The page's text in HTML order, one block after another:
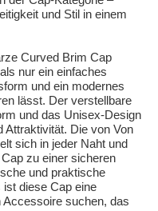
und Stil in einem
Curved Brim Cap
nur ein einfaches
und ein modernes
lässt. Der verstellbare
und das Unisex-Design
Attraktivität. Die von Von
sich in jeder Naht und
zu einer sicheren
und praktische
diese Cap eine
Accessoire suchen, das